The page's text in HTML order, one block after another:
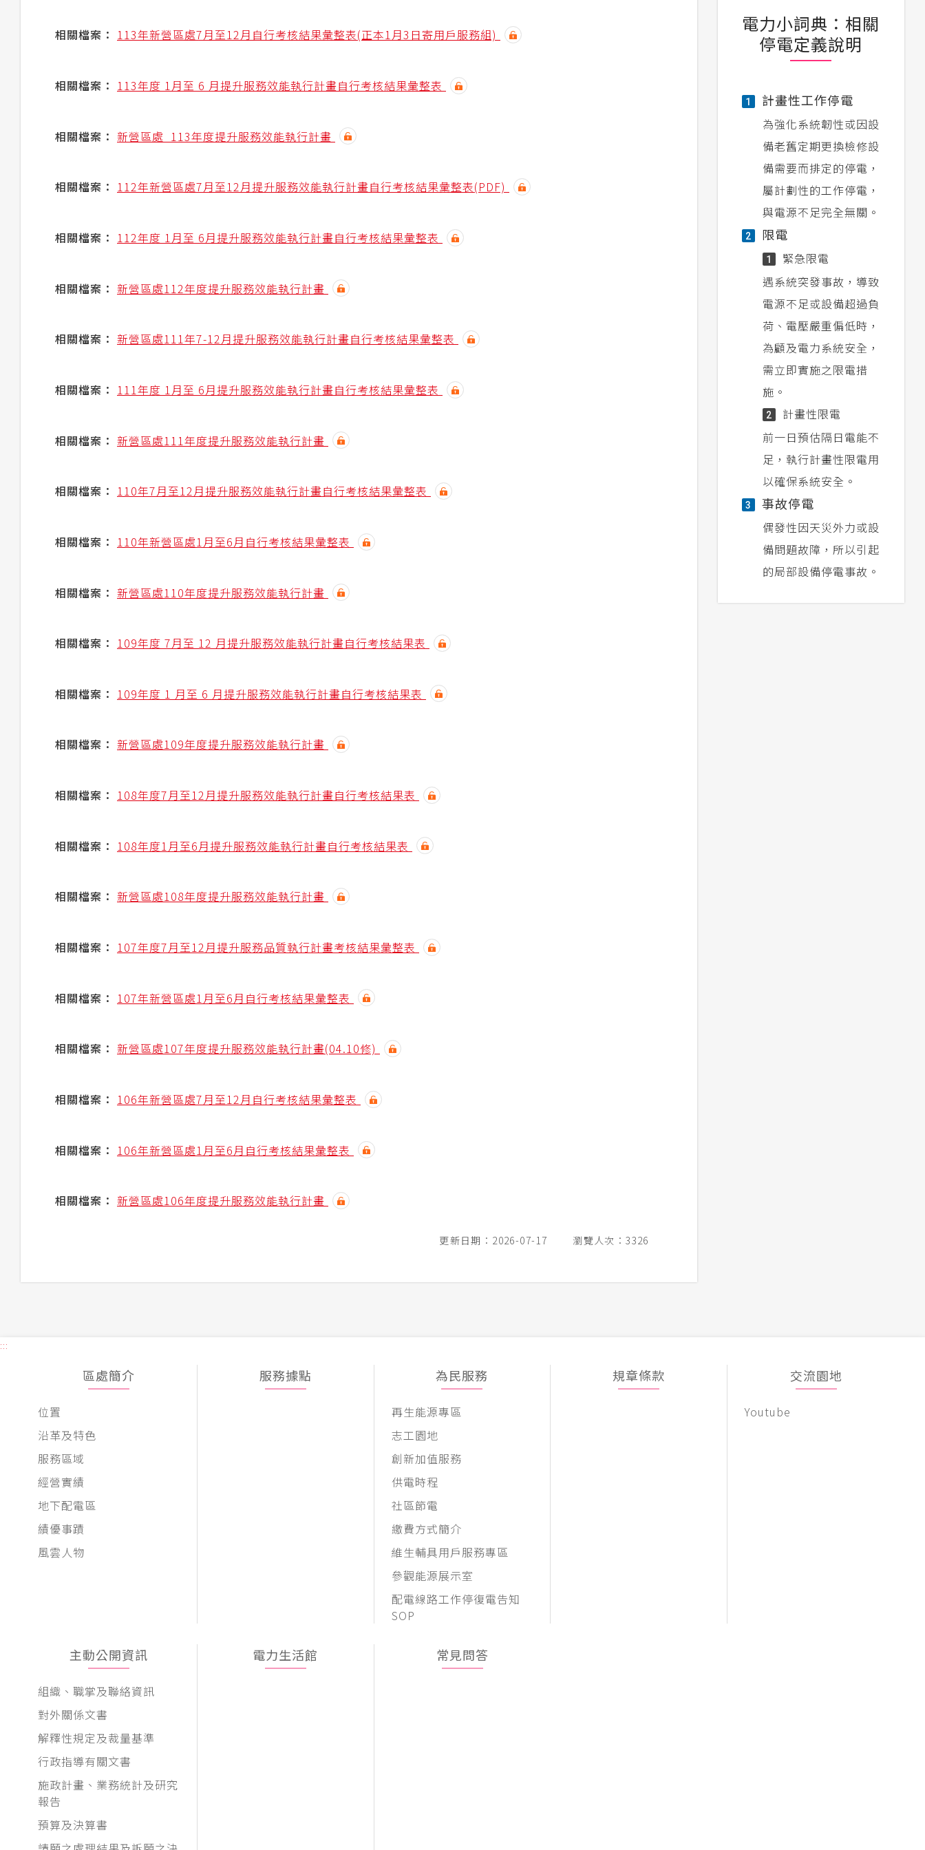
相關檔案： 113年新營區處7月至12月自行考核結果彙整表(正本1月3日寄用戶服務組)
相關檔案： 113年度 1月至 6 月提升服務效能執行計畫自行考核結果彙整表
相關檔案： 新營區處_113年度提升服務效能執行計畫
相關檔案： 112年新營區處7月至12月提升服務效能執行計畫自行考核結果彙整表(PDF)
相關檔案： 112年度 1月至 6月提升服務效能執行計畫自行考核結果彙整表
相關檔案： 新營區處112年度提升服務效能執行計畫
相關檔案： 新營區處111年7-12月提升服務效能執行計畫自行考核結果彙整表
相關檔案： 111年度 1月至 6月提升服務效能執行計畫自行考核結果彙整表
相關檔案： 新營區處111年度提升服務效能執行計畫
相關檔案： 110年7月至12月提升服務效能執行計畫自行考核結果彙整表
相關檔案： 110年新營區處1月至6月自行考核結果彙整表
相關檔案： 新營區處110年度提升服務效能執行計畫
相關檔案： 109年度 7月至 12 月提升服務效能執行計畫自行考核結果表
相關檔案： 109年度 1 月至 6 月提升服務效能執行計畫自行考核結果表
相關檔案： 新營區處109年度提升服務效能執行計畫
相關檔案： 108年度7月至12月提升服務效能執行計畫自行考核結果表
相關檔案： 108年度1月至6月提升服務效能執行計畫自行考核結果表
相關檔案： 新營區處108年度提升服務效能執行計畫
相關檔案： 107年度7月至12月提升服務品質執行計畫考核結果彙整表
相關檔案： 107年新營區處1月至6月自行考核結果彙整表
相關檔案： 新營區處107年度提升服務效能執行計畫(04.10修)
相關檔案： 106年新營區處7月至12月自行考核結果彙整表
相關檔案： 106年新營區處1月至6月自行考核結果彙整表
相關檔案： 新營區處106年度提升服務效能執行計畫
更新日期：2026-07-17 瀏覽人次：3326
電力小詞典：相關
停電定義說明
1 計畫性工作停電
為強化系統韌性或因設
備老舊定期更換檢修設
備需要而排定的停電，
屬計劃性的工作停電，
與電源不足完全無關。
2 限電
1
緊急限電
遇系統突發事故，導致
電源不足或設備超過負
荷、電壓嚴重偏低時，
為顧及電力系統安全，
需立即實施之限電措
施。
2
計畫性限電
前一日預估隔日電能不
足，執行計畫性限電用
以確保系統安全。
3 事故停電
偶發性因天災外力或設
備問題故障，所以引起
的局部設備停電事故。
:::
區處簡介
位置
沿革及特色
服務區域
經營實績
地下配電區
績優事蹟
風雲人物
服務據點 為民服務
再生能源專區
志工園地
創新加值服務
供電時程
社區節電
繳費方式簡介
維生輔具用戶服務專區
參觀能源展示室
配電線路工作停復電告知
SOP
規章條款 交流園地
Youtube
主動公開資訊
組織、職掌及聯絡資訊
對外關係文書
解釋性規定及裁量基準
行政指導有關文書
施政計畫、業務統計及研究
報告
預算及決算書
電力生活館 常見問答